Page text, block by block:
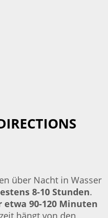
über Nacht in Wasser
8-10 Stunden.
etwa 90-120 Minuten